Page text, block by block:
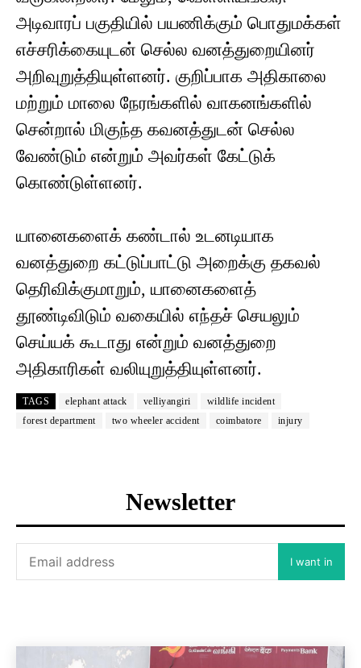
அடிவாரப் பகுதியில் பயணிக்கும் பொதுமக்கள்
எச்சரிக்கையுடன் செல்ல வனத்துறையினர்
அறிவுறுத்தியுள்ளனர். குறிப்பாக அதிகாலை
மற்றும் மாலை நேரங்களில் வாகனங்களில்
சென்றால் மிகுந்த கவனத்துடன் செல்ல
வேண்டும் என்றும் அவர்கள் கேட்டுக்
கொண்டுள்ளனர்.
யானைகளைக் கண்டால் உடனடியாக
வனத்துறை கட்டுப்பாட்டு அறைக்கு தகவல்
தெரிவிக்குமாறும், யானைகளைத்
தூண்டிவிடும் வகையில் எந்தச் செயலும்
செய்யக் கூடாது என்றும் வனத்துறை
அதிகாரிகள் வலியுறுத்தியுள்ளனர்.
TAGS elephant attack velliyangiri
wildlife incident
forest department
two wheeler accident coimbatore injury
Newsletter
I want in